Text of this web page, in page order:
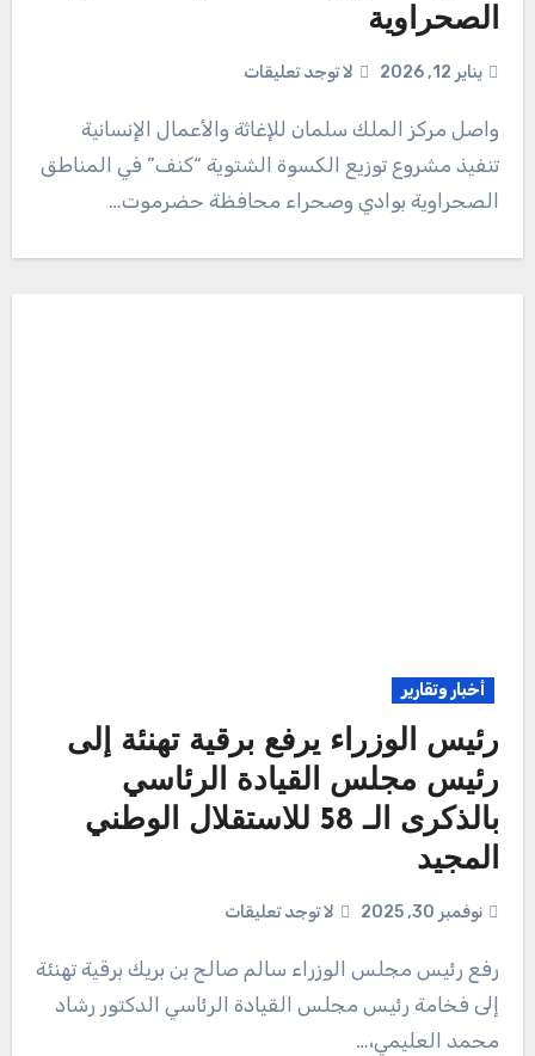
الصحراوية
يناير 12, 2026 لا توجد تعليقات
واصل مركز الملك سلمان للإغاثة والأعمال الإنسانية
تنفيذ مشروع توزيع الكسوة الشتوية “كنف” في المناطق
الصحراوية بوادي وصحراء محافظة حضرموت…
أخبار وتقارير
رئيس الوزراء يرفع برقية تهنئة إلى
رئيس مجلس القيادة الرئاسي
بالذكرى الـ 58 للاستقلال الوطني
المجيد
نوفمبر 30, 2025 لا توجد تعليقات
رفع رئيس مجلس الوزراء سالم صالح بن بريك برقية تهنئة
إلى فخامة رئيس مجلس القيادة الرئاسي الدكتور رشاد
محمد العليمي،…